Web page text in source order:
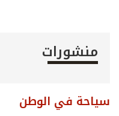
منشورات
سياحة في الوطن